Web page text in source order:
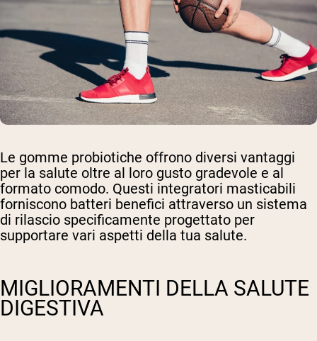
Le gomme probiotiche offrono diversi vantaggi
per la salute oltre al loro gusto gradevole e al
formato comodo. Questi integratori masticabili
forniscono batteri benefici attraverso un sistema
di rilascio specificamente progettato per
supportare vari aspetti della tua salute.
MIGLIORAMENTI DELLA SALUTE
DIGESTIVA